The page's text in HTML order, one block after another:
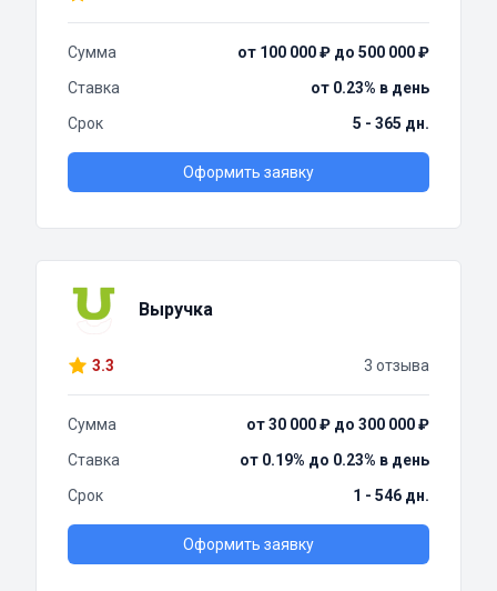
Сумма
от 100 000 ₽ до 500 000 ₽
Ставка
от 0.23% в день
Срок
5 - 365 дн.
Оформить заявку
Выручка
3.3 3 отзыва
Сумма
от 30 000 ₽ до 300 000 ₽
Ставка
от 0.19% до 0.23% в день
Срок
1 - 546 дн.
Оформить заявку